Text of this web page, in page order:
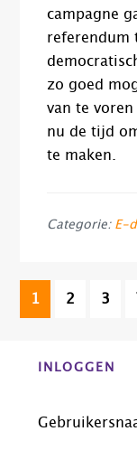
campagne
referendum
zo goed
van te
nu de tijd
te maken.
Categorie: E-
Pagina
1 Pagina
2 3
Before
INLOGGEN